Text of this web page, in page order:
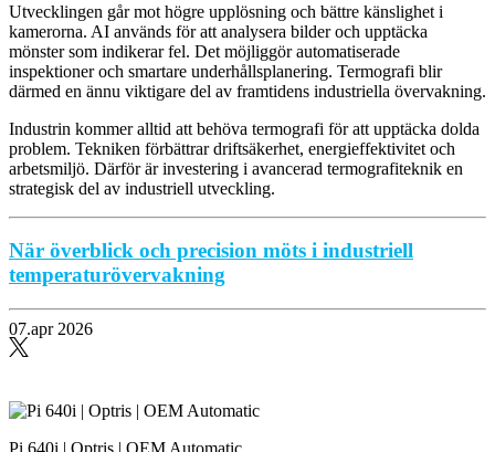
Utvecklingen går mot högre upplösning och bättre känslighet i
kamerorna. AI används för att analysera bilder och upptäcka
mönster som indikerar fel. Det möjliggör automatiserade
inspektioner och smartare underhållsplanering. Termografi blir
därmed en ännu viktigare del av framtidens industriella övervakning.
Industrin kommer alltid att behöva termografi för att upptäcka dolda
problem. Tekniken förbättrar driftsäkerhet, energieffektivitet och
arbetsmiljö. Därför är investering i avancerad termografiteknik en
strategisk del av industriell utveckling.
När överblick och precision möts i industriell
temperaturövervakning
07.apr 2026
Pi 640i | Optris | OEM Automatic